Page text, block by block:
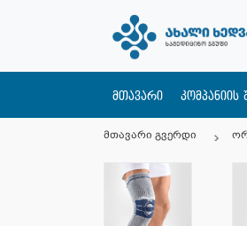
მთავარი კომპანიის
მთავარი გვერდი